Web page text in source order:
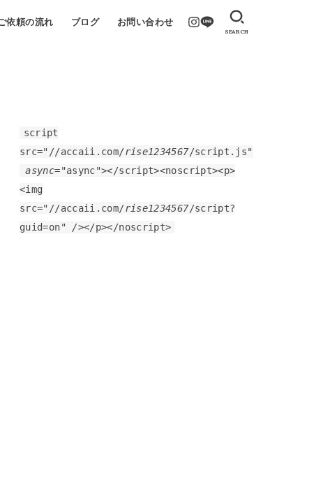
依頼の流れ ブログ お問い合わせ
SEARCH
script
src="//accaii.com/rise1234567/script.js"
async="async"></script><noscript><p>
<img
src="//accaii.com/rise1234567/script?
guid=on" /></p></noscript>